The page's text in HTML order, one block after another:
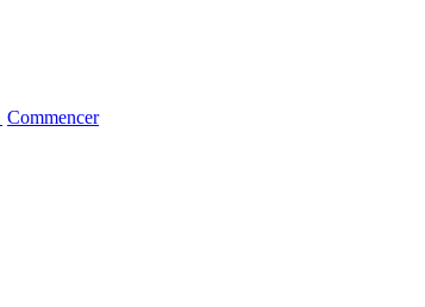
Commencer